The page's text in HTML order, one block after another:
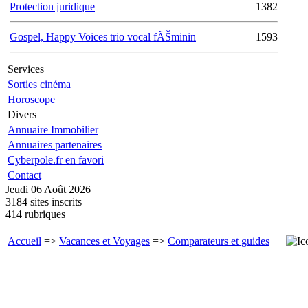
Protection juridique 1382
Gospel, Happy Voices trio vocal fÃŠminin 1593
Services
Sorties cinéma
Horoscope
Divers
Annuaire Immobilier
Annuaires partenaires
Cyberpole.fr en favori
Contact
Jeudi 06 Août 2026
3184 sites inscrits
414 rubriques
Accueil => Vacances et Voyages => Comparateurs et guides